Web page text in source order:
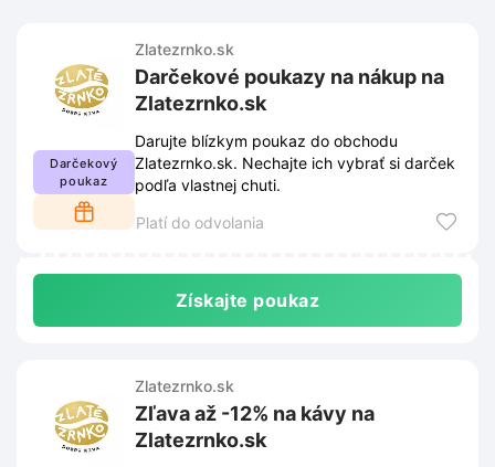
Darčekový
poukaz
Zlatezrnko.sk
Darčekové poukazy na nákup na
Zlatezrnko.sk
Darujte blízkym poukaz do obchodu
Zlatezrnko.sk. Nechajte ich vybrať si darček
podľa vlastnej chuti.
Platí do odvolania
Získajte poukaz
Zlatezrnko.sk
Zľava až -12% na kávy na
Zlatezrnko.sk